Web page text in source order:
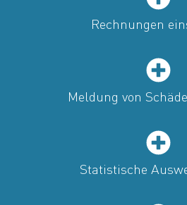
Rechnungen
Meldung von
Statistische